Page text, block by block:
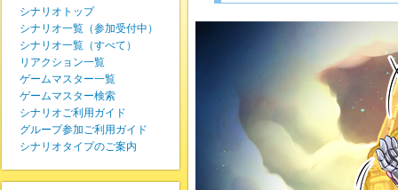
シナリオトップ
シナリオ一覧（参加受付中）
シナリオ一覧（すべて）
リアクション一覧
ゲームマスター一覧
ゲームマスター検索
シナリオご利用ガイド
グループ参加ご利用ガイド
シナリオタイプのご案内